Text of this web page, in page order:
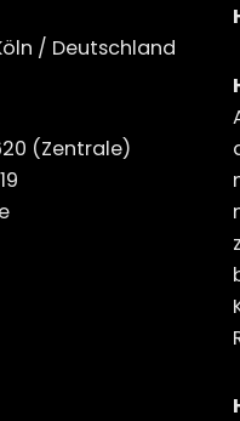
/ Deutschland
(Zentrale)